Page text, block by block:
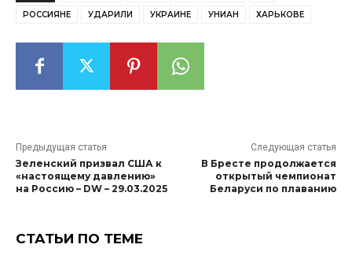
РОССИЯНЕ УДАРИЛИ УКРАИНЕ УНИАН ХАРЬКОВЕ
Предыдущая статья
Зеленский призвал США к
«настоящему давлению»
на Россию – DW – 29.03.2025
Следующая статья
В Бресте продолжается
открытый чемпионат
Беларуси по плаванию
СТАТЬИ ПО ТЕМЕ